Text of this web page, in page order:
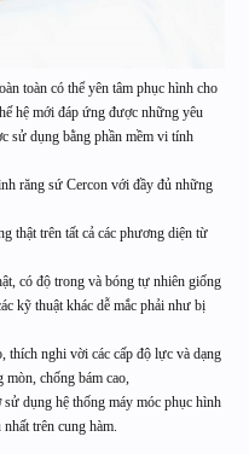
toàn có thể yên tâm phục hình cho
hệ mới đáp ứng được những yêu
sử dụng bằng phần mềm vi tính
răng sứ Cercon với đầy đủ những
thật trên tất cả các phương diện từ
có độ trong và bóng tự nhiên giống
kỹ thuật khác dễ mắc phải như bị
thích nghi vời các cấp độ lực và dạng
chống bám cao,
dụng hệ thống máy móc phục hình
trên cung hàm.